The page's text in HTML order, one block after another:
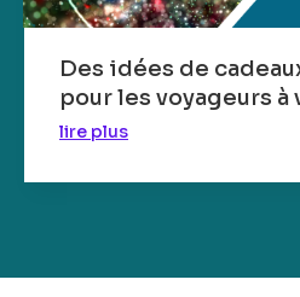
Des idées de
pour les voyageurs à
lire plus